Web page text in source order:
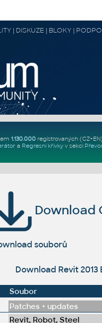
| DISKUZE | BLOKY |
1.130.000registrovaných
a Regresní křivkyv sekci
Download
souborů
Download Revit
Soubor
Patches + updates
Revit, Robot, Steel